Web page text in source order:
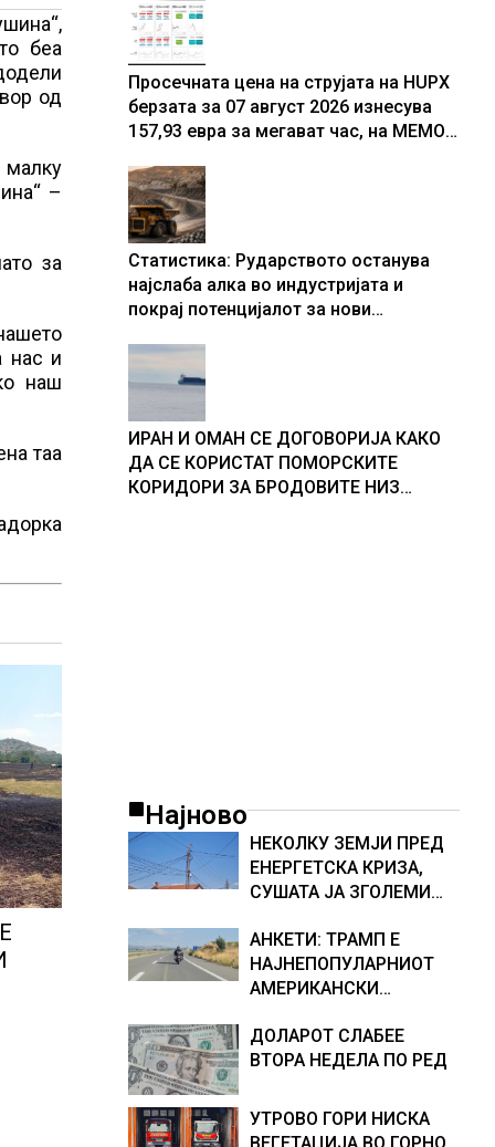
беа
од
малку
–
за
нас и
наш
таа
Просечната цена на струјата на HUPX
берзата за 07 август 2026 изнесува
157,93 евра за мегават час, на МЕМО
Статистика: Рударството останува
најслаба алка во индустријата и
покрај потенцијалот за нови
ИРАН И ОМАН СЕ ДОГОВОРИЈА КАКО
ДА СЕ КОРИСТАТ ПОМОРСКИТЕ
КОРИДОРИ ЗА БРОДОВИТЕ НИЗ
Најново
НЕКОЛКУ ЗЕМЈИ ПРЕД
ЕНЕРГЕТСКА КРИЗА,
СУШАТА ЈА ЗГОЛЕМИ
НА БЕРЗИТЕ НА НАД 700
ЕВРА ЗА МЕГАВАТ-ЧАС
АНКЕТИ: ТРАМП Е
НАЈНЕПОПУЛАРНИОТ
АМЕРИКАНСКИ
МАНДАТ, тој не ги
признава резултатите
ДОЛАРОТ СЛАБЕЕ
ВТОРА НЕДЕЛА ПО РЕД
УТРОВО ГОРИ НИСКА